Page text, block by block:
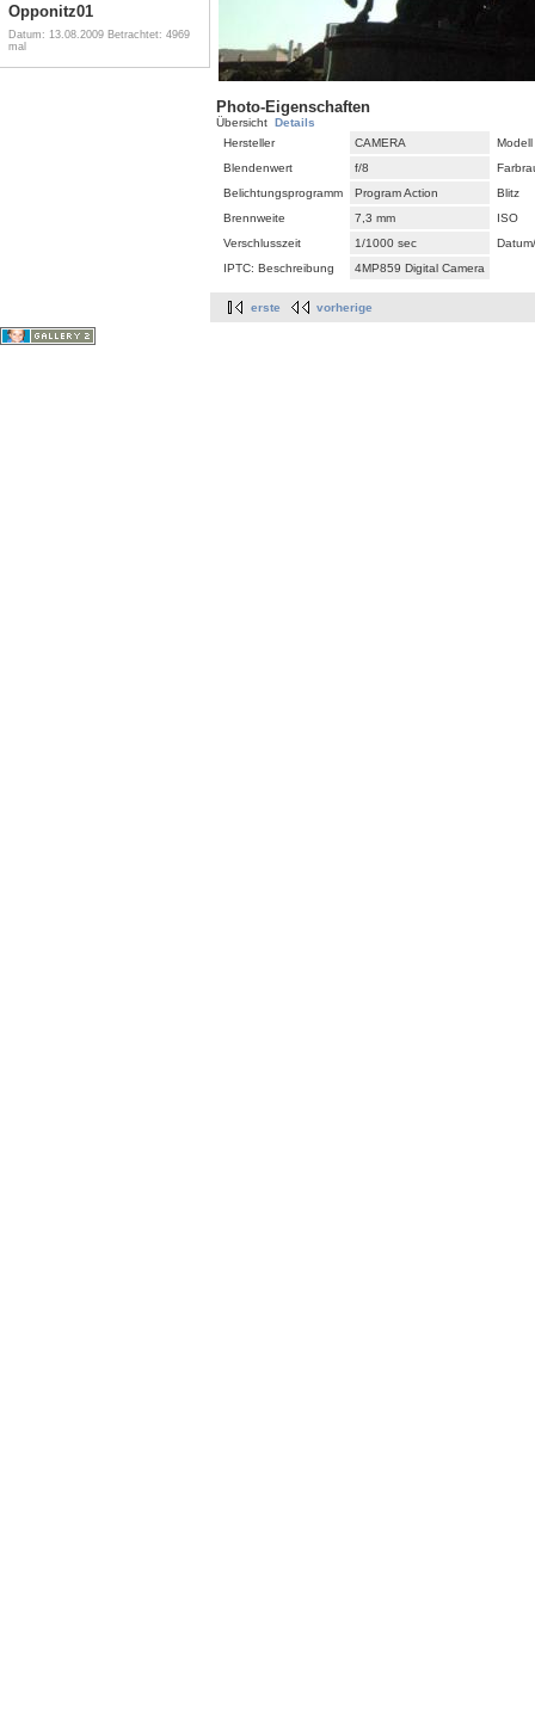
Opponitz01
Datum: 13.08.2009 Betrachtet: 4969
mal
Photo-Eigenschaften
Übersicht Details
Hersteller
CAMERA
Modell
Blendenwert
f/8
Belichtungsprogramm
Program Action
Blitz
Brennweite
7,3 mm
ISO
Verschlusszeit
1/1000 sec
IPTC: Beschreibung
4MP859 Digital Camera
erste vorherige